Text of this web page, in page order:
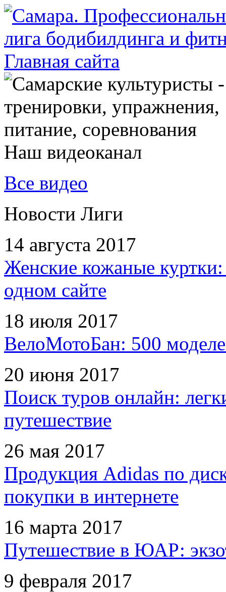
Наш видеоканал
Все видео
Новости Лиги
14 августа 2017
Женские кожаные
одном сайте
18 июля 2017
ВелоМотоБан: 500
20 июня 2017
Поиск туров онлайн:
путешествие
26 мая 2017
Продукция Adidas по
покупки в интернете
16 марта 2017
Путешествие в ЮАР:
9 февраля 2017